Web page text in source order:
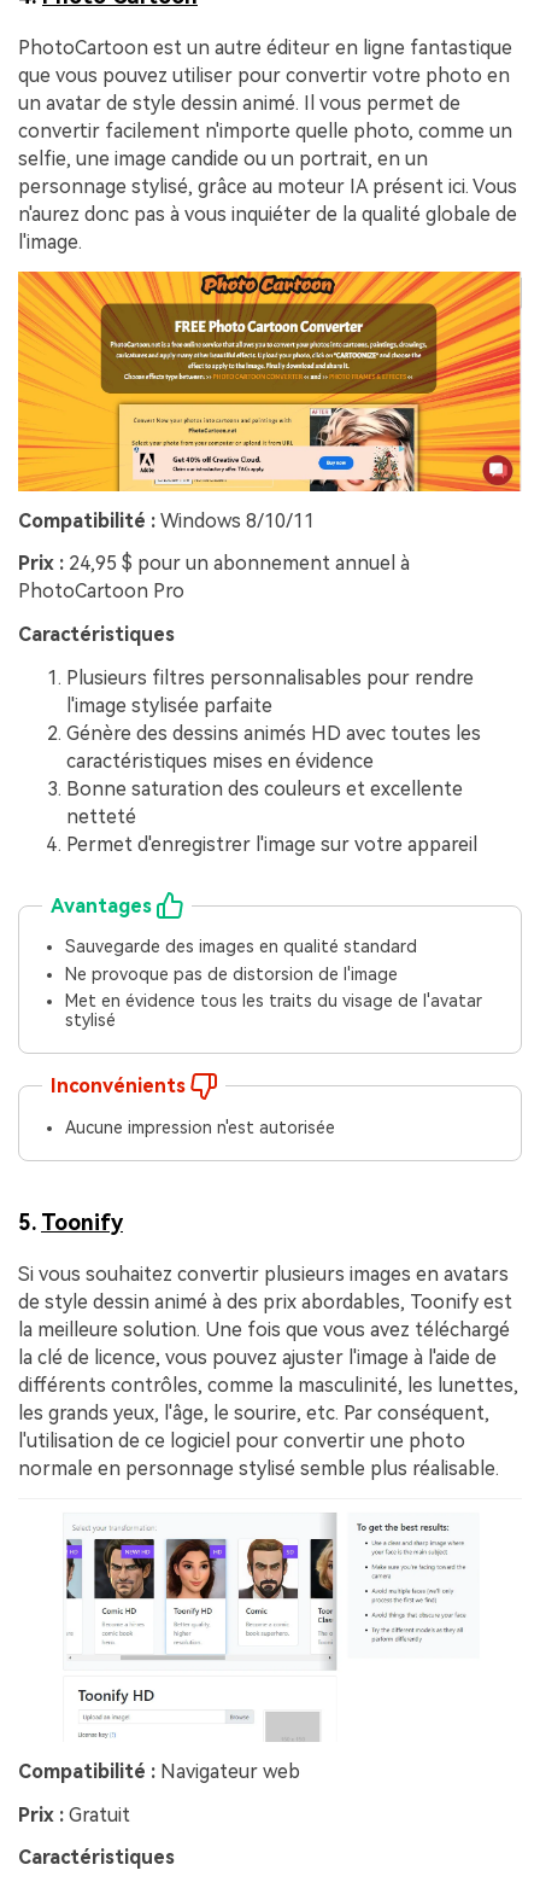
PhotoCartoon est un autre éditeur en ligne fantastique
que vous pouvez utiliser pour convertir votre photo en
un avatar de style dessin animé. Il vous permet de
convertir facilement n'importe quelle photo, comme un
selfie, une image candide ou un portrait, en un
personnage stylisé, grâce au moteur IA présent ici. Vous
n'aurez donc pas à vous inquiéter de la qualité globale de
l'image.
Compatibilité : Windows 8/10/11
Prix : 24,95 $ pour un abonnement annuel à
PhotoCartoon Pro
Caractéristiques
Plusieurs filtres personnalisables pour rendre
l'image stylisée parfaite
Génère des dessins animés HD avec toutes les
caractéristiques mises en évidence
Bonne saturation des couleurs et excellente
netteté
Permet d'enregistrer l'image sur votre appareil
Avantages
Sauvegarde des images en qualité standard
Ne provoque pas de distorsion de l'image
Met en évidence tous les traits du visage de l'avatar
stylisé
Inconvénients
Aucune impression n'est autorisée
5. Toonify
Si vous souhaitez convertir plusieurs images en avatars
de style dessin animé à des prix abordables, Toonify est
la meilleure solution. Une fois que vous avez téléchargé
la clé de licence, vous pouvez ajuster l'image à l'aide de
différents contrôles, comme la masculinité, les lunettes,
les grands yeux, l'âge, le sourire, etc. Par conséquent,
l'utilisation de ce logiciel pour convertir une photo
normale en personnage stylisé semble plus réalisable.
Compatibilité : Navigateur web
Prix : Gratuit
Caractéristiques